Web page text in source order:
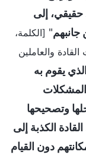
حقيقي، إلى
جانبهم" [الكلمة،
والعاملين
يقوم به
المشكلات
وتصحيحها
الكذبة إلى
دون القيام